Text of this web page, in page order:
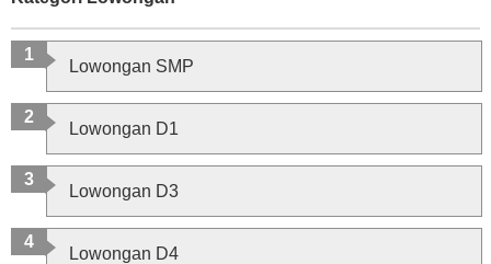
Lowongan SMP
Lowongan D1
Lowongan D3
Lowongan D4